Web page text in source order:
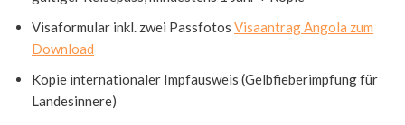
Visaformular inkl. zwei Passfotos Visaantrag Angola zum
Download
Kopie internationaler Impfausweis (Gelbfieberimpfung für
Landesinnere)